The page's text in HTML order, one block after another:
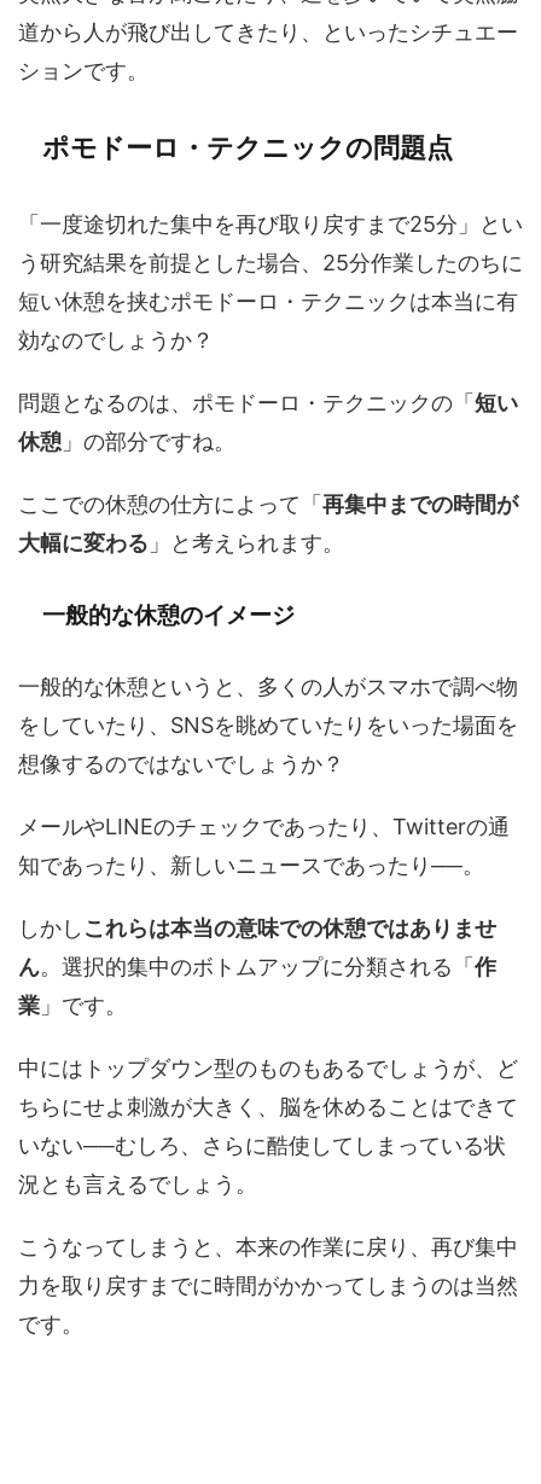
道から人が飛び出してきたり、といったシチュエー
ションです。
ポモドーロ・テクニックの問題点
「一度途切れた集中を再び取り戻すまで25分」とい
う研究結果を前提とした場合、25分作業したのちに
短い休憩を挟むポモドーロ・テクニックは本当に有
効なのでしょうか？
問題となるのは、ポモドーロ・テクニックの「 短い
休憩 」の部分ですね。
ここでの休憩の仕方によって「 再集中までの時間が
大幅に変わる 」と考えられます。
一般的な休憩のイメージ
一般的な休憩というと、多くの人がスマホで調べ物
をしていたり、SNSを眺めていたりをいった場面を
想像するのではないでしょうか？
メールやLINEのチェックであったり、Twitterの通
知であったり、新しいニュースであったり──。
しかし これらは本当の意味での休憩ではありませ
ん。選択的集中のボトムアップに分類される「 作
業 」です。
中にはトップダウン型のものもあるでしょうが、ど
ちらにせよ刺激が大きく、脳を休めることはできて
いない──むしろ、さらに酷使してしまっている状
況とも言えるでしょう。
こうなってしまうと、本来の作業に戻り、再び集中
力を取り戻すまでに時間がかかってしまうのは当然
です。